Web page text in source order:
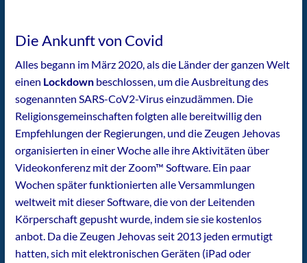
Die Ankunft von Covid
Alles begann im März 2020, als die Länder der ganzen Welt
einen Lockdownbeschlossen, um die Ausbreitung des
sogenannten SARS-CoV2-Virus einzudämmen. Die
Religionsgemeinschaften folgten alle bereitwillig den
Empfehlungen der Regierungen, und die Zeugen Jehovas
organisierten in einer Woche alle ihre Aktivitäten über
Videokonferenz mit der Zoom™ Software. Ein paar
Wochen später funktionierten alle Versammlungen
weltweit mit dieser Software, die von der Leitenden
Körperschaft gepusht wurde, indem sie sie kostenlos
anbot. Da die Zeugen Jehovas seit 2013 jeden ermutigt
hatten, sich mit elektronischen Geräten (iPad oder